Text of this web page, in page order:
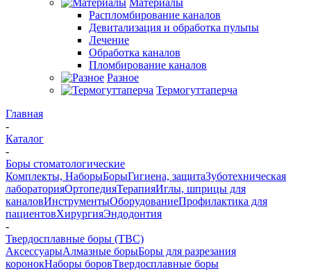
Материалы
Распломбирование каналов
Девитализация и обработка пульпы
Лечение
Обработка каналов
Пломбирование каналов
Разное
Термогуттаперча
Главная
-
Каталог
-
Боры стоматологические
Комплекты, НаборыБорыГигиена, защитаЗуботехническая
лабораторияОртопедияТерапияИглы, шприцы для
каналовИнструментыОборудованиеПрофилактика для
пациентовХирургияЭндодонтия
-
Твердосплавные боры (ТВС)
АксессуарыАлмазные борыБоры для разрезания
коронокНаборы боровТвердосплавные боры